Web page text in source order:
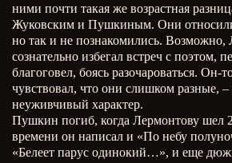
ними почти такая же возрастная
Жуковским и Пушкиным. Они
но так и не познакомились. Возможно,
сознательно избегал встреч с поэтом,
благоговел, боясь разочароваться. Он-
чувствовал, что они слишком разные,
неуживчивый характер.
Пушкин погиб, когда Лермонтову шел
времени он написал и «По небу
«Белеет парус одинокий…», и еще